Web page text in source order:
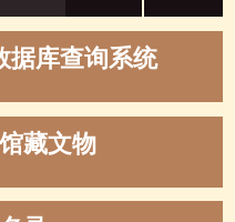
据库查询系统
藏文物